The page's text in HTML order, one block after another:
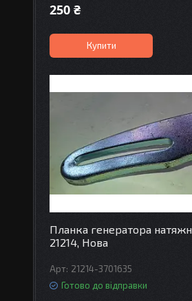
250 ₴
Купити
Планка генератора
21214, Нова
21214-3701635
Готово до відправки